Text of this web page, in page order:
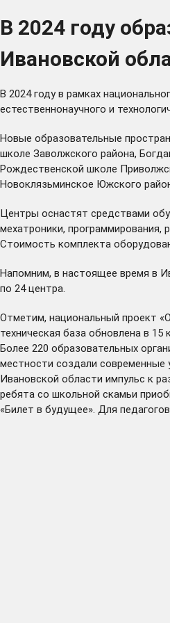
В 2024 году
Ивановской
В 2024 году в рамках
естественнонаучного и
Новые образовательные
школе Заволжского района,
Рождественской школе
Новоклязьминское Южского
Центры оснастят средствами
мехатроники, программирования,
Стоимость комплекта
Напомним, в настоящее время в
по 24 центра.
Отметим, национальный проект
техническая база обновлена в
Более 220 образовательных
местности создали современные
Ивановской области импульс к
ребята со школьной скамьи
«Билет в будущее». Для